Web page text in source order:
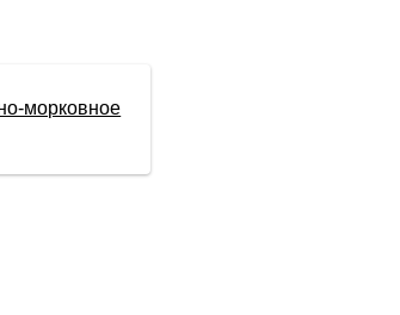
морковное